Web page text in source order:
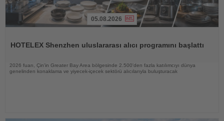
05.08.2026
HOTELEX Shenzhen uluslararası alıcı programını başlattı
2026 fuarı, Çin'in Greater Bay Area bölgesinde 2.500'den fazla katılımcıyı dünya
genelinden konaklama ve yiyecek-içecek sektörü alıcılarıyla buluşturacak